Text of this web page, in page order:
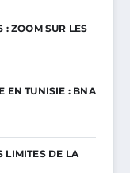
: ZOOM SUR LES
EN TUNISIE : BNA
LIMITES DE LA